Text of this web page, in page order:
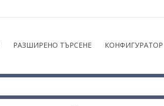
РАЗШИРЕНО ТЪРСЕНЕ КОНФИГУРАТОР